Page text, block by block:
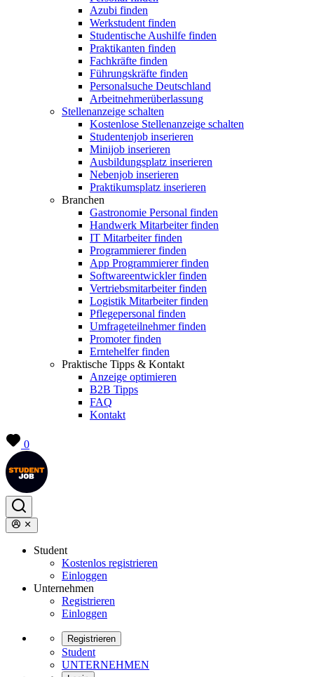
Azubi finden
Werkstudent finden
Studentische Aushilfe finden
Praktikanten finden
Fachkräfte finden
Führungskräfte finden
Personalsuche Deutschland
Arbeitnehmerüberlassung
Stellenanzeige schalten
Kostenlose Stellenanzeige schalten
Studentenjob inserieren
Minijob inserieren
Ausbildungsplatz inserieren
Nebenjob inserieren
Praktikumsplatz inserieren
Branchen
Gastronomie Personal finden
Handwerk Mitarbeiter finden
IT Mitarbeiter finden
Programmierer finden
App Programmierer finden
Softwareentwickler finden
Vertriebsmitarbeiter finden
Logistik Mitarbeiter finden
Pflegepersonal finden
Umfrageteilnehmer finden
Promoter finden
Erntehelfer finden
Praktische Tipps & Kontakt
Anzeige optimieren
B2B Tipps
FAQ
Kontakt
0
Student
Kostenlos registrieren
Einloggen
Unternehmen
Registrieren
Einloggen
Registrieren
Student
UNTERNEHMEN